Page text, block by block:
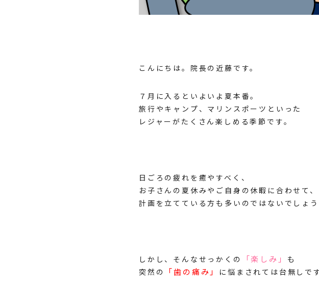
こんにちは。院長の近藤です。
７月に入るといよいよ夏本番。
旅行やキャンプ、マリンスポーツといった
レジャーがたくさん楽しめる季節です。
日ごろの疲れを癒やすべく、
お子さんの夏休みやご自身の休暇に合わせて、
計画を立てている方も多いのではないでしょう
しかし、そんなせっかくの 「楽しみ」 も
突然の 「歯の痛み」 に悩まされては台無しです